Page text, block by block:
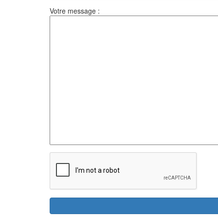
Votre message :